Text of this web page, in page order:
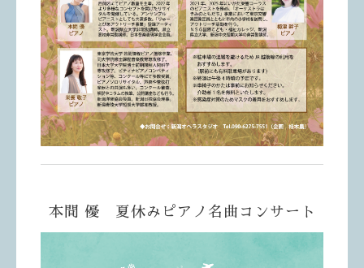
本間 優 夏休みピアノ名曲コンサート